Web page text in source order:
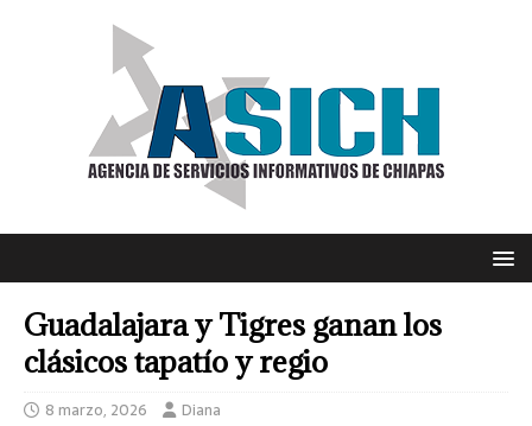
Guadalajara y Tigres ganan los
clásicos tapatío y regio
8 marzo, 2026 Diana